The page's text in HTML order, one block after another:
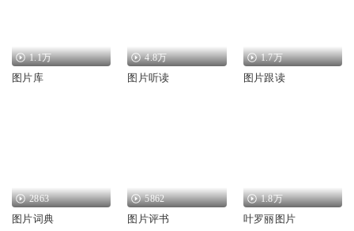
1.1万
图片库
4.8万
图片听读
1.7万
图片跟读
2863
图片词典
5862
图片评书
1.8万
叶罗丽图片